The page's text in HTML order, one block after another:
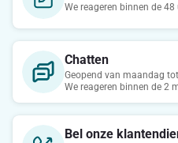
We reageren binnen de 48
Chatten
Geopend van maandag
We reageren binnen de 2
Bel onze